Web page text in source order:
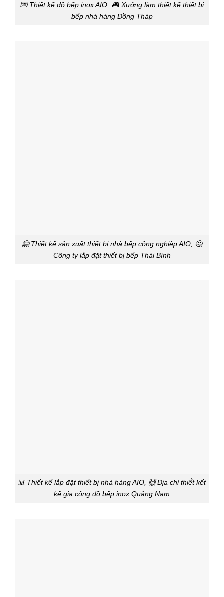
💌 Thiết kế đồ bếp inox AIO, 🎮 Xưởng làm thiết kế thiết bị
bếp nhà hàng Đồng Tháp
🤗 Thiết kế sản xuất thiết bị nhà bếp công nghiệp AIO, 🤔
Công ty lắp đặt thiết bị bếp Thái Bình
📊 Thiết kế lắp đặt thiết bị nhà hàng AIO, 🙌 Địa chỉ thiế́t kết
kế gia công đồ bếp inox Quảng Nam